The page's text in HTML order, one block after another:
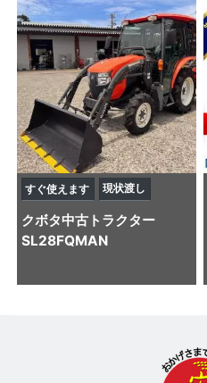
すぐ使えます 現状渡し
クボタ中古トラクター
SL28FQMAN